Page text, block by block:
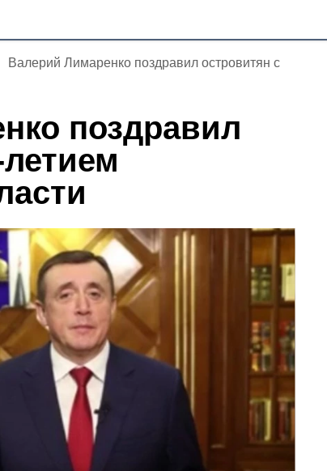
Валерий Лимаренко поздравил островитян с
поздравил